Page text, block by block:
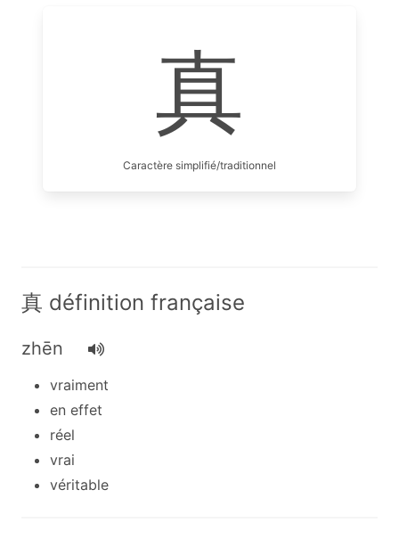
真
Caractère simplifié/traditionnel
真 définition française
zhēn
vraiment
en effet
réel
vrai
véritable